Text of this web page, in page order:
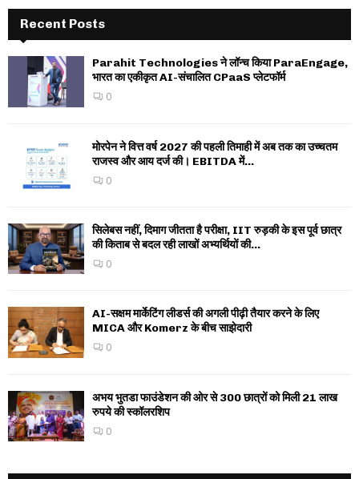
Recent Posts
Parahit Technologies ने लॉन्च किया ParaEngage,
भारत का एकीकृत AI-संचालित CPaaS प्लेटफॉर्म
0
मोरपेन ने वित्त वर्ष 2027 की पहली तिमाही में अब तक का उच्चतम
राजस्व और आय दर्ज की। EBITDA में...
0
सिलेबस नहीं, दिमाग जीतता है परीक्षा, IIT रुड़की के इस पूर्व छात्र
की किताब से बदल रही लाखों अभ्यर्थियों की...
0
AI-सक्षम मार्केटिंग लीडर्स की अगली पीढ़ी तैयार करने के लिए
MICA और Komerz के बीच साझेदारी
0
अभय भुतडा फाउंडेशन की ओर से 300 छात्रों को मिली 21 लाख
रुपये की स्कॉलरशिप
0